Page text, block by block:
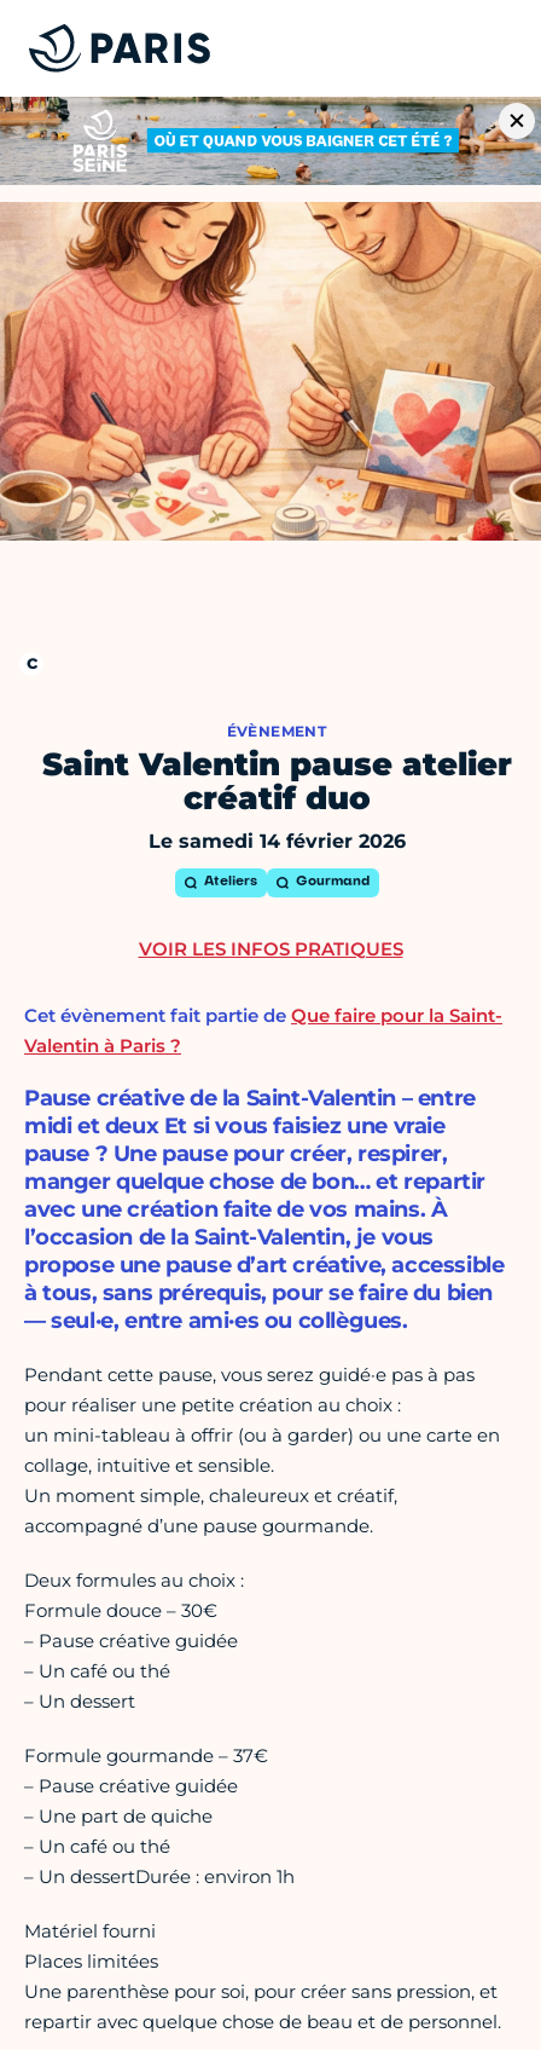
ÉVÈNEMENT
Saint Valentin pause atelier
créatif duo
Le samedi 14 février 2026
Ateliers Gourmand
Cet évènement fait partie de Que faire pour la Saint-
Valentin à Paris ?
Pause créative de la Saint-Valentin – entre
midi et deux Et si vous faisiez une vraie
pause ? Une pause pour créer, respirer,
manger quelque chose de bon… et repartir
avec une création faite de vos mains. À
l’occasion de la Saint-Valentin, je vous
propose une pause d’art créative, accessible
à tous, sans prérequis, pour se faire du bien
— seul·e, entre ami·es ou collègues.
Pendant cette pause, vous serez guidé·e pas à pas
pour réaliser une petite création au choix :
un mini-tableau à offrir (ou à garder) ou une carte en
collage, intuitive et sensible.
Un moment simple, chaleureux et créatif,
accompagné d’une pause gourmande.
Deux formules au choix :
Formule douce – 30€
– Pause créative guidée
– Un café ou thé
– Un dessert
Formule gourmande – 37€
– Pause créative guidée
– Une part de quiche
– Un café ou thé
– Un dessertDurée : environ 1h
Matériel fourni
Places limitées
Une parenthèse pour soi, pour créer sans pression, et
repartir avec quelque chose de beau et de personnel.
VOIR LES INFOS PRATIQUES